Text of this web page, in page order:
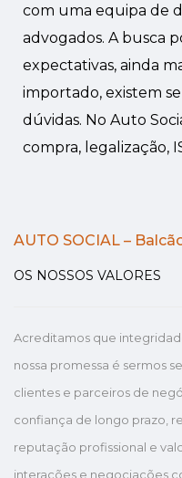
com uma equipa de
advogados. A busca
expectativas, ainda
importado, existem
dúvidas. No Auto
compra, legalização,
AUTO SOCIAL –
OS NOSSOS VALORES
Acreditamos que
nossa promessa é sermos
clientes e parceiros de
confiança de longo prazo,
reputação profissional e
interações e negociações